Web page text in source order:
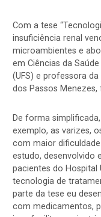
Com a tese
insuficiência renal
microambientes e
em Ciências da
(UFS) e professora da
dos Passos
De forma
exemplo, as varizes,
com maior
estudo, desenvolvido
pacientes do Hospital
tecnologia de
parte da tese eu
com medicamentos,